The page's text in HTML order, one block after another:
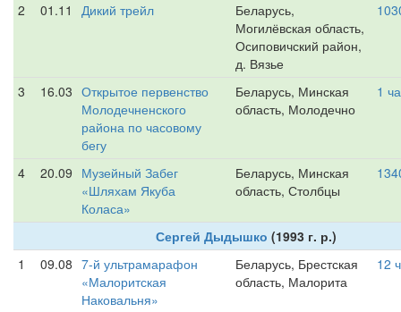
2 01.11 Дикий трейл
Беларусь,
Могилёвская область,
Осиповичский район,
д. Вязье
3 16.03 Открытое первенство
Молодечненского
района по часовому
бегу
Беларусь, Минская
область, Молодечно
1
4 20.09 Музейный Забег
«Шляхам Якуба
Коласа»
Беларусь, Минская
область, Столбцы
Сергей Дыдышко (1993 г. р.)
1
09.08 7-й ультрамарафон
«Малоритская
Наковальня»
Беларусь, Брестская
область, Малорита
12